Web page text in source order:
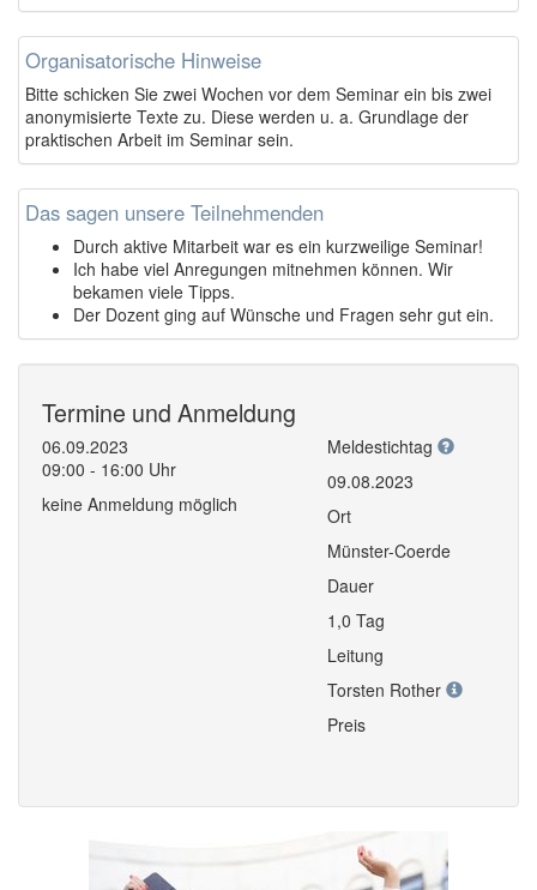
Organisatorische Hinweise
Bitte schicken Sie zwei Wochen vor dem Seminar ein bis zwei
anonymisierte Texte zu. Diese werden u. a. Grundlage der
praktischen Arbeit im Seminar sein.
Das sagen unsere Teilnehmenden
Durch aktive Mitarbeit war es ein kurzweilige Seminar!
Ich habe viel Anregungen mitnehmen können. Wir
bekamen viele Tipps.
Der Dozent ging auf Wünsche und Fragen sehr gut ein.
Termine und Anmeldung
06.09.2023
09:00 - 16:00 Uhr
keine Anmeldung möglich
Meldestichtag
09.08.2023
Ort
Münster-Coerde
Dauer
1,0 Tag
Leitung
Torsten Rother
Preis